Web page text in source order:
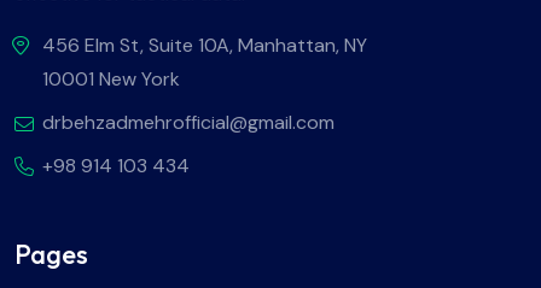
456 Elm St, Suite 10A, Manhattan, NY
10001 New York
drbehzadmehrofficial@gmail.com
+98 914 103 434
Pages